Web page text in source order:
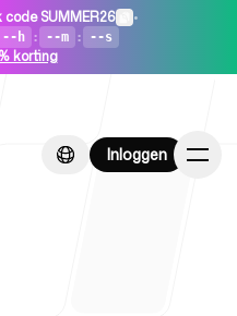
code SUMMER26 •
--h : --m : --s
korting
Inloggen
Inloggen